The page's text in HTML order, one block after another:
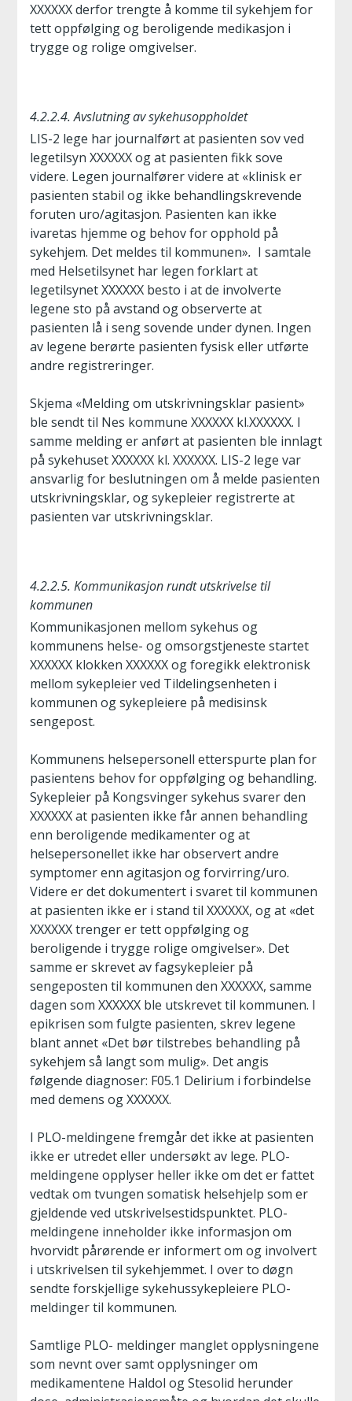
XXXXXX derfor trengte å komme til sykehjem for
tett oppfølging og beroligende medikasjon i
trygge og rolige omgivelser.
4.2.2.4. Avslutning av sykehusoppholdet
LIS-2 lege har journalført at pasienten sov ved
legetilsyn XXXXXX og at pasienten fikk sove
videre. Legen journalfører videre at «klinisk er
pasienten stabil og ikke behandlingskrevende
foruten uro/agitasjon. Pasienten kan ikke
ivaretas hjemme og behov for opphold på
sykehjem. Det meldes til kommunen». I samtale
med Helsetilsynet har legen forklart at
legetilsynet XXXXXX besto i at de involverte
legene sto på avstand og observerte at
pasienten lå i seng sovende under dynen. Ingen
av legene berørte pasienten fysisk eller utførte
andre registreringer.
Skjema «Melding om utskrivningsklar pasient»
ble sendt til Nes kommune XXXXXX kl.XXXXXX. I
samme melding er anført at pasienten ble innlagt
på sykehuset XXXXXX kl. XXXXXX. LIS-2 lege var
ansvarlig for beslutningen om å melde pasienten
utskrivningsklar, og sykepleier registrerte at
pasienten var utskrivningsklar.
4.2.2.5. Kommunikasjon rundt utskrivelse til
kommunen
Kommunikasjonen mellom sykehus og
kommunens helse- og omsorgstjeneste startet
XXXXXX klokken XXXXXX og foregikk elektronisk
mellom sykepleier ved Tildelingsenheten i
kommunen og sykepleiere på medisinsk
sengepost.
Kommunens helsepersonell etterspurte plan for
pasientens behov for oppfølging og behandling.
Sykepleier på Kongsvinger sykehus svarer den
XXXXXX at pasienten ikke får annen behandling
enn beroligende medikamenter og at
helsepersonellet ikke har observert andre
symptomer enn agitasjon og forvirring/uro.
Videre er det dokumentert i svaret til kommunen
at pasienten ikke er i stand til XXXXXX, og at «det
XXXXXX trenger er tett oppfølging og
beroligende i trygge rolige omgivelser». Det
samme er skrevet av fagsykepleier på
sengeposten til kommunen den XXXXXX, samme
dagen som XXXXXX ble utskrevet til kommunen. I
epikrisen som fulgte pasienten, skrev legene
blant annet «Det bør tilstrebes behandling på
sykehjem så langt som mulig». Det angis
følgende diagnoser: F05.1 Delirium i forbindelse
med demens og XXXXXX.
I PLO-meldingene fremgår det ikke at pasienten
ikke er utredet eller undersøkt av lege. PLO-
meldingene opplyser heller ikke om det er fattet
vedtak om tvungen somatisk helsehjelp som er
gjeldende ved utskrivelsestidspunktet. PLO-
meldingene inneholder ikke informasjon om
hvorvidt pårørende er informert om og involvert
i utskrivelsen til sykehjemmet. I over to døgn
sendte forskjellige sykehussykepleiere PLO-
meldinger til kommunen.
Samtlige PLO- meldinger manglet opplysningene
som nevnt over samt opplysninger om
medikamentene Haldol og Stesolid herunder